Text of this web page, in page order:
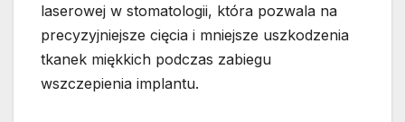
laserowej w stomatologii, która pozwala na
precyzyjniejsze cięcia i mniejsze uszkodzenia
tkanek miękkich podczas zabiegu
wszczepienia implantu.